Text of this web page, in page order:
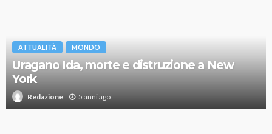
ATTUALITÀ MONDO
Uragano Ida, morte e distruzione a New
York
Redazione 5 anni ago